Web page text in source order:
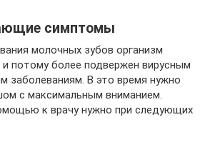
симптомы
молочных зубов организм
и потому более подвержен вирусным
заболеваниям. В это время нужно
с максимальным вниманием.
к врачу нужно при следующих